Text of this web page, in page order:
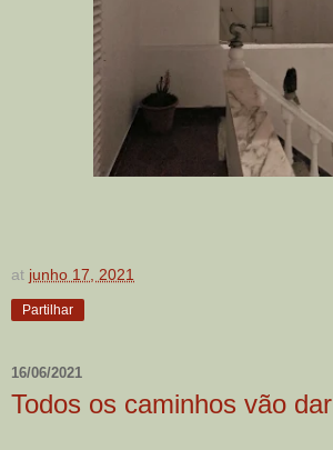
at junho 17, 2021
Partilhar
16/06/2021
Todos os caminhos vão dar